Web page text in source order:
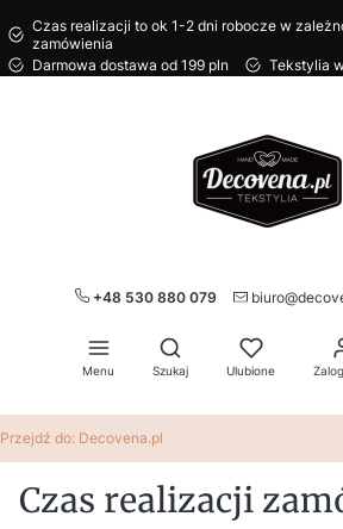
Czas realizacji to ok 1-2 dni robocze w
zamówienia
Darmowa dostawa od 199 pln
Tekstylia
+48 530 880 079
Menu
Otwórz wyszukiwarkę
Szukaj Ulubione
Przejdź do: Decovena.pl
Czas realizacji